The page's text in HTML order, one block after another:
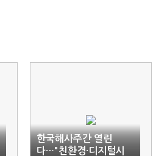
한국해사주간 열린
다…"친환경·디지털시